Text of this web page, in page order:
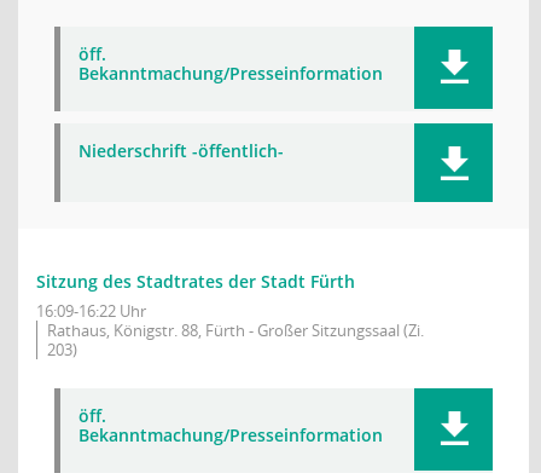
öff.
Bekanntmachung/Presseinformation
Niederschrift -öffentlich-
Sitzung des Stadtrates der Stadt Fürth
16:09-16:22 Uhr
Rathaus, Königstr. 88, Fürth - Großer Sitzungssaal (Zi.
203)
öff.
Bekanntmachung/Presseinformation